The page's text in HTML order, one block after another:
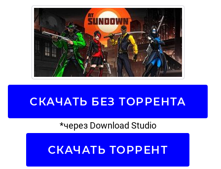
СКАЧАТЬ БЕЗ ТОРРЕНТА
*через Download Studio
СКАЧАТЬ ТОРРЕНТ